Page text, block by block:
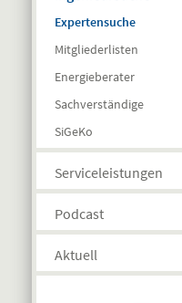
Expertensuche
Mitgliederlisten
Energieberater
Sachverständige
SiGeKo
Serviceleistungen
Podcast
Aktuell